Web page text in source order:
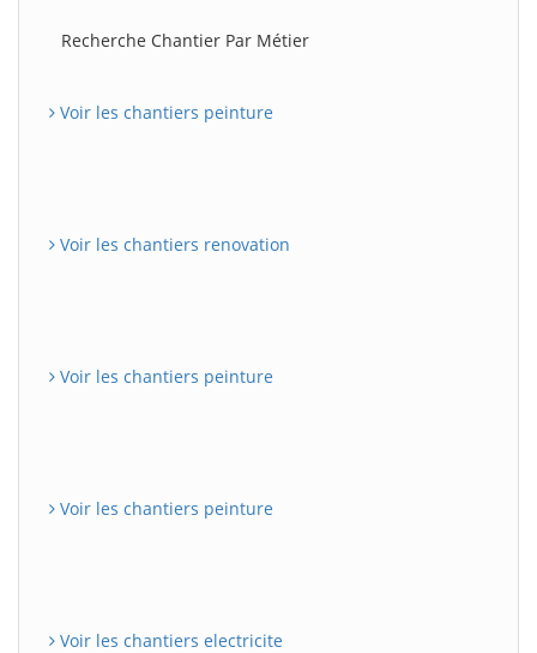
Recherche Chantier Par Métier
Voir les chantiers peinture
Voir les chantiers renovation
Voir les chantiers peinture
Voir les chantiers peinture
Voir les chantiers electricite